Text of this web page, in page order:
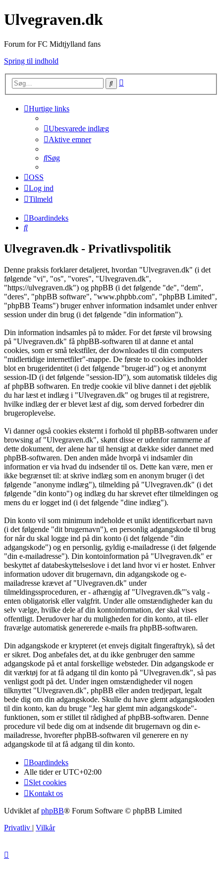
Ulvegraven.dk
Forum for FC Midtjylland fans
Spring til indhold
Søg
Hurtige links
Ubesvarede indlæg
Aktive emner
Søg
OSS
Log ind
Tilmeld
Boardindeks
Søg
Ulvegraven.dk - Privatlivspolitik
Denne praksis forklarer detaljeret, hvordan "Ulvegraven.dk" (i det
følgende "vi", "os", "vores", "Ulvegraven.dk",
"https://ulvegraven.dk") og phpBB (i det følgende "de", "dem",
"deres", "phpBB software", "www.phpbb.com", "phpBB Limited",
"phpBB Teams") bruger enhver information indsamlet under enhver
session under din brug (i det følgende "din information").
Din information indsamles på to måder. For det første vil browsing
på "Ulvegraven.dk" få phpBB-softwaren til at danne et antal
cookies, som er små tekstfiler, der downloades til din computers
"midlertidige internetfiler"-mappe. De første to cookies indholder
blot en brugeridentitet (i det følgende "bruger-id") og et anonymt
session-ID (i det følgende "session-ID"), som automatisk tildeles dig
af phpBB softwaren. En tredje cookie vil blive dannet i det øjeblik
du har læst et indlæg i "Ulvegraven.dk" og bruges til at registrere,
hvilke indlæg der er blevet læst af dig, som derved forbedrer din
brugeroplevelse.
Vi danner også cookies eksternt i forhold til phpBB-softwaren under
browsing af "Ulvegraven.dk", skønt disse er udenfor rammerne af
dette dokument, der alene har til hensigt at dække sider dannet med
phpBB-softwaren. Den anden måde hvorpå vi indsamler din
information er via hvad du indsender til os. Dette kan være, men er
ikke begrænset til: at skrive indlæg som en anonym bruger (i det
følgende "anonyme indlæg"), tilmelding på "Ulvegraven.dk" (i det
følgende "din konto") og indlæg du har skrevet efter tilmeldingen og
mens du er logget ind (i det følgende "dine indlæg").
Din konto vil som minimum indeholde et unikt identificerbart navn
(i det følgende "dit brugernavn"), en personlig adgangskode til brug
for når du skal logge ind på din konto (i det følgende "din
adgangskode") og en personlig, gyldig e-mailadresse (i det følgende
"din e-mailadresse"). Din kontoinformation på "Ulvegraven.dk" er
beskyttet af databeskyttelseslove i det land hvor vi er hostet. Enhver
information udover dit brugernavn, din adgangskode og e-
mailadresse krævet af "Ulvegraven.dk" under
tilmeldingssproceduren, er - afhængig af "Ulvegraven.dk"'s valg -
enten obligatorisk eller valgfrit. Under alle omstændigheder kan du
selv vælge, hvilke dele af din kontoinformation, der skal vises
offentligt. Derudover har du muligheden for din konto, at til- eller
fravælge automatisk genererede e-mails fra phpBB-softwaren.
Din adgangskode er krypteret (et envejs digitalt fingeraftryk), så det
er sikret. Dog anbefales det, at du ikke genbruger den samme
adgangskode på et antal forskellige websteder. Din adgangskode er
dit værktøj for at få adgang til din konto på "Ulvegraven.dk", så pas
venligst godt på det. Under ingen omstændigheder vil nogen
tilknyttet "Ulvegraven.dk", phpBB eller anden tredjepart, legalt
bede dig om din adgangskode. Skulle du have glemt adgangskoden
til din konto, kan du bruge "Jeg har glemt min adgangskode"-
funktionen, som er stillet til rådighed af phpBB-softwaren. Denne
procedure vil bede dig om at indsende dit brugernavn og din e-
mailadresse, hvorefter phpBB-softwaren vil generere en ny
adgangskode til at få adgang til din konto.
Boardindeks
Alle tider erUTC+02:00
Slet cookies
Kontakt os
Udviklet afphpBB® Forum Software © phpBB Limited
Privatliv | Vilkår